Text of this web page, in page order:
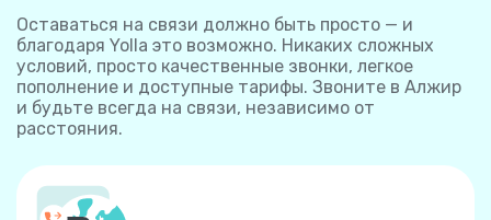
Оставаться на связи должно быть просто — и
благодаря Yolla это возможно. Никаких сложных
условий, просто качественные звонки, легкое
пополнение и доступные тарифы. Звоните в Алжир
и будьте всегда на связи, независимо от
расстояния.